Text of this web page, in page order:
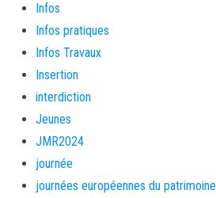
Infos
Infos pratiques
Infos Travaux
Insertion
interdiction
Jeunes
JMR2024
journée
journées européennes du patrimoine